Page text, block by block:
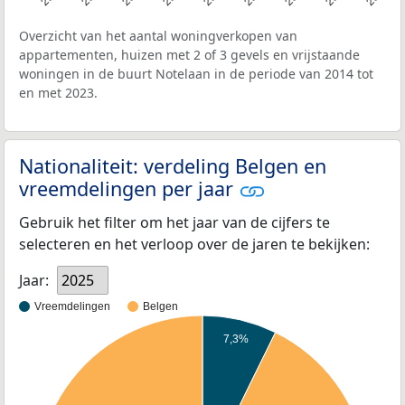
Overzicht van het aantal woningverkopen van
appartementen, huizen met 2 of 3 gevels en vrijstaande
woningen in de buurt Notelaan in de periode van 2014 tot
en met 2023.
Nationaliteit: verdeling Belgen en
vreemdelingen per jaar
Gebruik het filter om het jaar van de cijfers te
selecteren en het verloop over de jaren te bekijken:
Jaar:
2025
Vreemdelingen Belgen
7,3%